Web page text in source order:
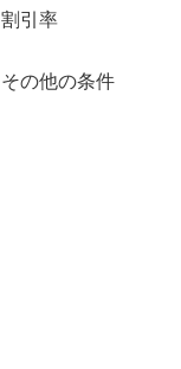
インナー・ルームウェア
靴下・レッグウェア
クリア 絞り込み
割引率
％OFF～
その他の条件